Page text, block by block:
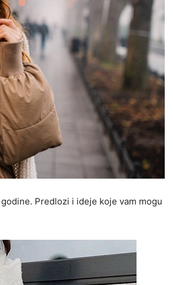
godine. Predlozi i ideje koje vam mogu